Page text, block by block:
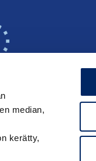
median,
kerätty,
›